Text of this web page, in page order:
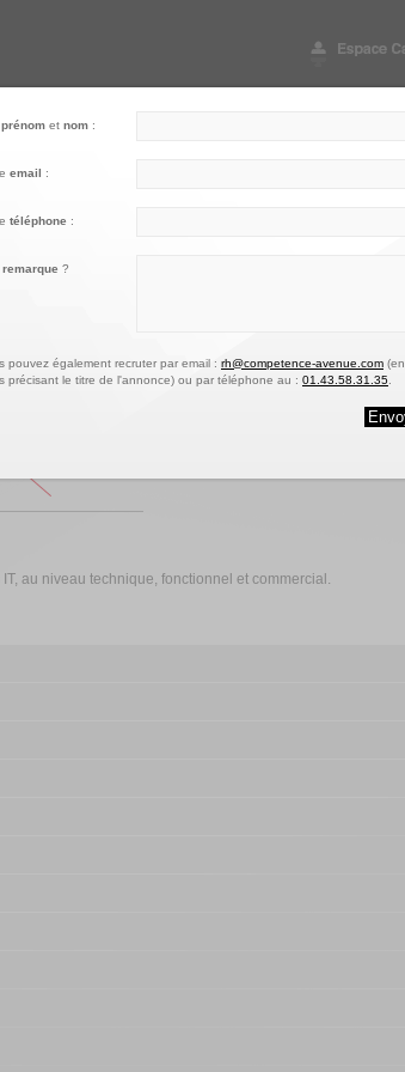
engagement
au niveau technique, fonctionnel et commercial.
prénom et nom :
email :
téléphone :
remarque ?
pouvez également recruter par email : rh@competence-avenue.com (en
précisant le titre de l'annonce) ou par téléphone au : 01.43.58.31.35